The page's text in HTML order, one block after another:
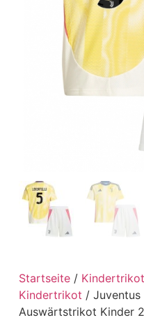
Startseite/
Kindertrikot / Juventus
Auswärtstrikot Kinder